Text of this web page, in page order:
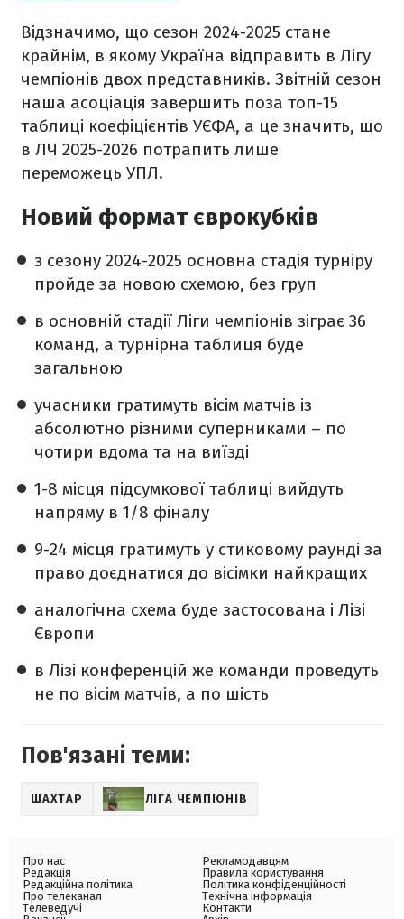
Відзначимо, що сезон 2024-2025 стане
крайнім, в якому Україна відправить в Лігу
чемпіонів двох представників. Звітній сезон
наша асоціація завершить поза топ-15
таблиці коефіцієнтів УЄФА, а це значить, що
в ЛЧ 2025-2026 потрапить лише
переможець УПЛ.
Новий формат єврокубків
з сезону 2024-2025 основна стадія турніру
пройде за новою схемою, без груп
в основній стадії Ліги чемпіонів зіграє 36
команд, а турнірна таблиця буде
загальною
учасники гратимуть вісім матчів із
абсолютно різними суперниками – по
чотири вдома та на виїзді
1-8 місця підсумкової таблиці вийдуть
напряму в 1/8 фіналу
9-24 місця гратимуть у стиковому раунді за
право доєднатися до вісімки найкращих
аналогічна схема буде застосована і Лізі
Європи
в Лізі конференцій же команди проведуть
не по вісім матчів, а по шість
Пов'язані теми:
ШАХТАР ЛІГА ЧЕМПІОНІВ
Про нас
Редакція
Редакційна політика
Про телеканал
Телеведучі
Рекламодавцям
Правила користування
Політика конфіденційності
Технічна інформація
Контакти